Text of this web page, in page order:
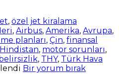
, özel jet kiralama
, Airbus, Amerika, Avrupa,
planları, Çin, finansal
Hindistan, motor sorunları,
, THY, Türk Hava
Bir yorum bırak